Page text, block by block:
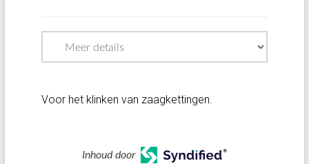
Voor het klinken van zaagkettingen.
Inhoud door